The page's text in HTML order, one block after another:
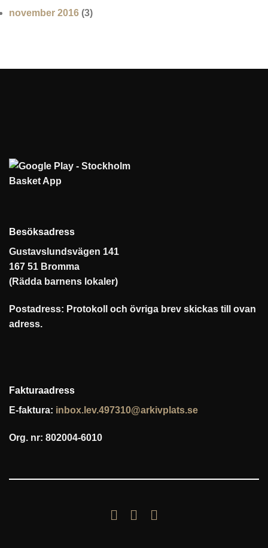
november 2016 (3)
Besöksadress
Gustavslundsvägen 141
167 51 Bromma
(Rädda barnens lokaler)
Postadress: Protokoll och övriga brev skickas till ovan
adress.
Fakturaadress
E-faktura: inbox.lev.497310@arkivplats.se
Org. nr: 802004-6010